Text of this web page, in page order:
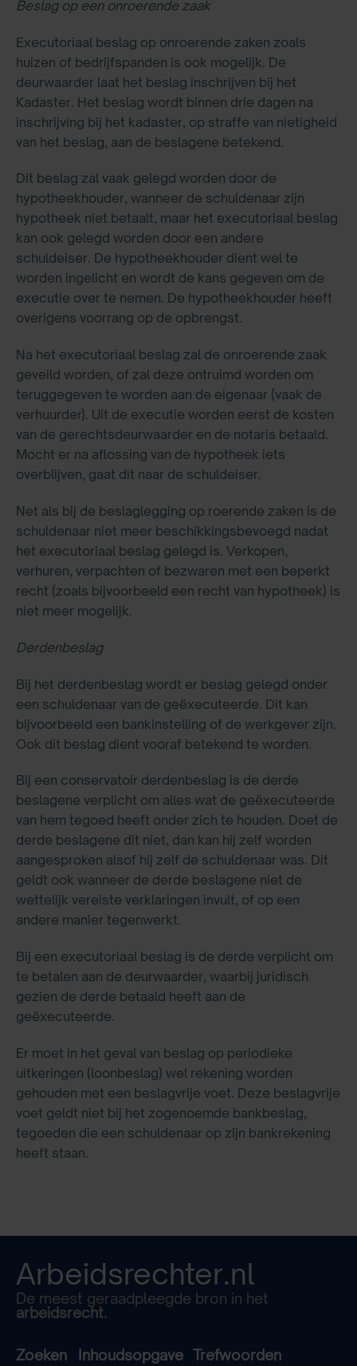
Beslag op een onroerende zaak
Executoriaal beslag op onroerende zaken zoals
huizen of bedrijfspanden is ook mogelijk. De
deurwaarder laat het beslag inschrijven bij het
Kadaster. Het beslag wordt binnen drie dagen na
inschrijving bij het kadaster, op straffe van nietigheid
van het beslag, aan de beslagene betekend.
Dit beslag zal vaak gelegd worden door de
hypotheekhouder, wanneer de schuldenaar zijn
hypotheek niet betaalt, maar het executoriaal beslag
kan ook gelegd worden door een andere
schuldeiser. De hypotheekhouder dient wel te
worden ingelicht en wordt de kans gegeven om de
executie over te nemen. De hypotheekhouder heeft
overigens voorrang op de opbrengst.
Na het executoriaal beslag zal de onroerende zaak
geveild worden, of zal deze ontruimd worden om
teruggegeven te worden aan de eigenaar (vaak de
verhuurder). Uit de executie worden eerst de kosten
van de gerechtsdeurwaarder en de notaris betaald.
Mocht er na aflossing van de hypotheek iets
overblijven, gaat dit naar de schuldeiser.
Net als bij de beslaglegging op roerende zaken is de
schuldenaar niet meer beschikkingsbevoegd nadat
het executoriaal beslag gelegd is. Verkopen,
verhuren, verpachten of bezwaren met een beperkt
recht (zoals bijvoorbeeld een recht van hypotheek) is
niet meer mogelijk.
Derdenbeslag
Bij het derdenbeslag wordt er beslag gelegd onder
een schuldenaar van de geëxecuteerde. Dit kan
bijvoorbeeld een bankinstelling of de werkgever zijn.
Ook dit beslag dient vooraf betekend te worden.
Bij een conservatoir derdenbeslag is de derde
beslagene verplicht om alles wat de geëxecuteerde
van hem tegoed heeft onder zich te houden. Doet de
derde beslagene dit niet, dan kan hij zelf worden
aangesproken alsof hij zelf de schuldenaar was. Dit
geldt ook wanneer de derde beslagene niet de
wettelijk vereiste verklaringen invult, of op een
andere manier tegenwerkt.
Bij een executoriaal beslag is de derde verplicht om
te betalen aan de deurwaarder, waarbij juridisch
gezien de derde betaald heeft aan de
geëxecuteerde.
Er moet in het geval van beslag op periodieke
uitkeringen (loonbeslag) wel rekening worden
gehouden met een beslagvrije voet. Deze beslagvrije
voet geldt niet bij het zogenoemde bankbeslag,
tegoeden die een schuldenaar op zijn bankrekening
heeft staan.
Arbeidsrechter.nl
De meest geraadpleegde bron in het
arbeidsrecht.
Zoeken Inhoudsopgave Trefwoorden